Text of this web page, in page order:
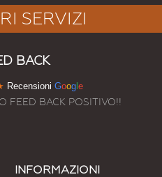
SERVIZI
BACK
Recensioni Googl e
FEED BACK POSITIVO!!
INFORMAZIONI